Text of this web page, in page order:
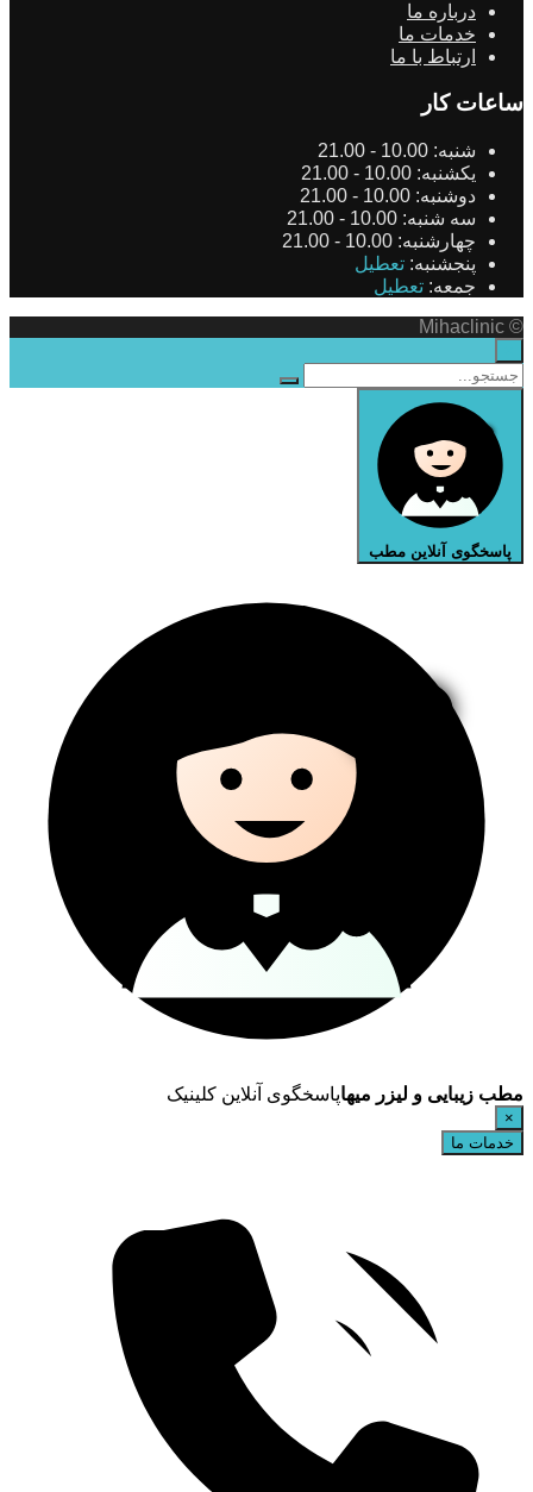
درباره ما
خدمات ما
ارتباط با ما
ساعات کار
شنبه: 10.00 - 21.00
یکشنبه: 10.00 - 21.00
دوشنبه: 10.00 - 21.00
سه شنبه: 10.00 - 21.00
چهارشنبه: 10.00 - 21.00
پنجشنبه: تعطیل
جمعه: تعطیل
© Mihaclinic
پاسخگوی آنلاین مطب
مطب زیبایی و لیزر میهاپاسخگوی آنلاین کلینیک
×
خدمات ما